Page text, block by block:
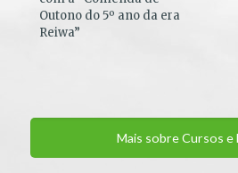
Outono do 5º ano da era
Reiwa”
Mais sobre Cursos e